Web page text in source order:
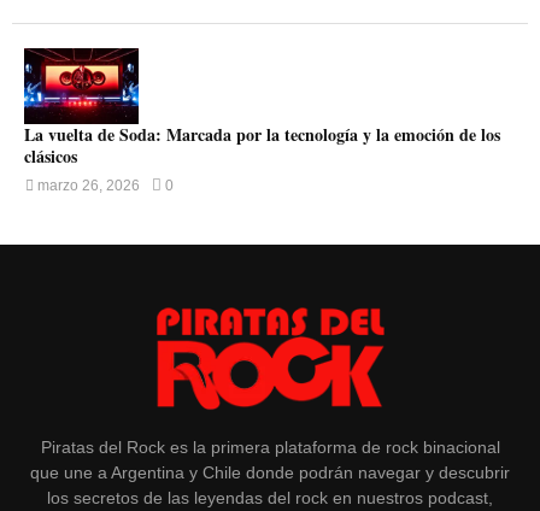
La vuelta de Soda: Marcada por la tecnología y la emoción de los
clásicos
marzo 26, 2026 0
Piratas del Rock es la primera plataforma de rock binacional
que une a Argentina y Chile donde podrán navegar y descubrir
los secretos de las leyendas del rock en nuestros podcast,